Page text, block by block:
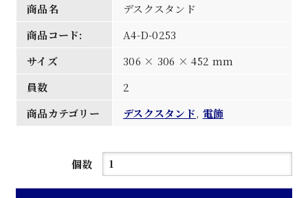
商品名
デスクスタンド
商品コード:
A4-D-0253
サイズ
306 × 306 × 452 mm
員数
2
商品カテゴリー
デスクスタンド, 電飾
個数
デ